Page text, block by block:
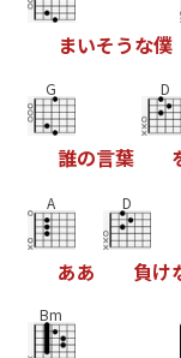
まいそうな僕
G
誰の言葉
D
A
ああ
D
負け
Bm